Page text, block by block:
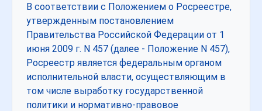
В соответствии с Положением о Росреестре,
утвержденным постановлением
Правительства Российской Федерации от 1
июня 2009 г. N 457 (далее - Положение N 457),
Росреестр является федеральным органом
исполнительной власти, осуществляющим в
том числе выработку государственной
политики и нормативно-правовое